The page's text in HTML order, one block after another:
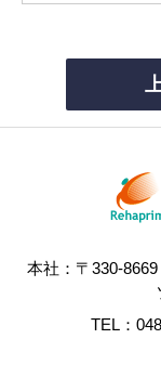
本社：〒330-
TEL：